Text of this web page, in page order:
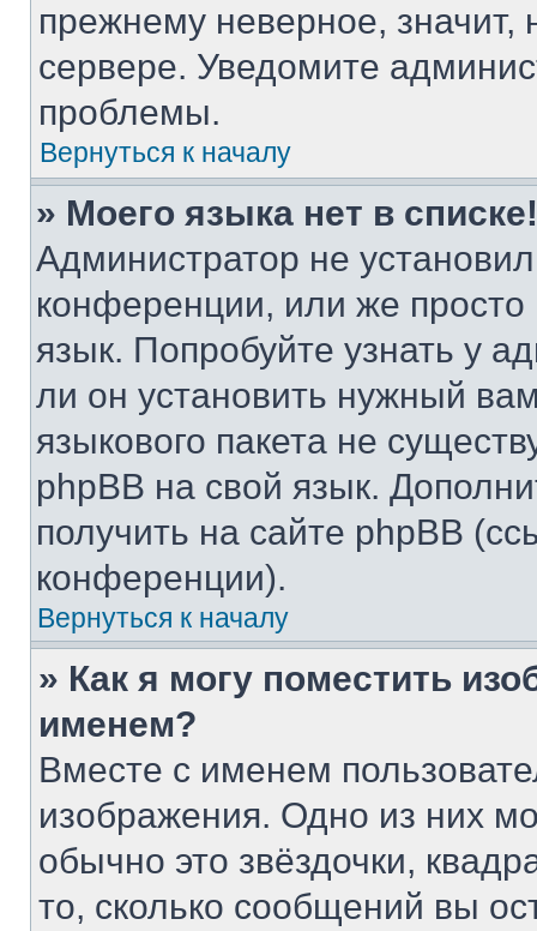
прежнему неверное, значит,
сервере. Уведомите
проблемы.
Вернуться к началу
» Моего языка нет в списке!
Администратор не
конференции, или же
язык. Попробуйте узнать у
ли он установить нужный
языкового пакета не
phpBB на свой язык.
получить на сайте phpBB
конференции).
Вернуться к началу
» Как я могу поместить
именем?
Вместе с именем
изображения. Одно из них
обычно это звёздочки,
то, сколько сообщений вы